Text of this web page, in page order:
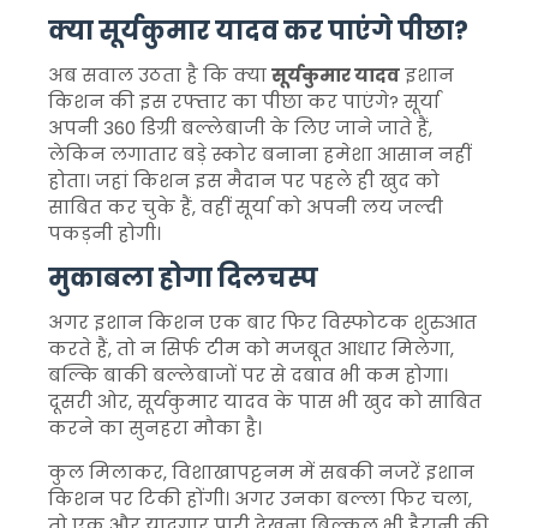
क्या सूर्यकुमार यादव कर पाएंगे पीछा?
अब सवाल उठता है कि क्यासूर्यकुमार यादवइशान
किशन की इस रफ्तार का पीछा कर पाएंगे? सूर्या
अपनी 360 डिग्री बल्लेबाजी के लिए जाने जाते हैं,
लेकिन लगातार बड़े स्कोर बनाना हमेशा आसान नहीं
होता। जहां किशन इस मैदान पर पहले ही खुद को
साबित कर चुके हैं, वहीं सूर्या को अपनी लय जल्दी
पकड़नी होगी।
मुकाबला होगा दिलचस्प
अगर इशान किशन एक बार फिर विस्फोटक शुरुआत
करते हैं, तो न सिर्फ टीम को मजबूत आधार मिलेगा,
बल्कि बाकी बल्लेबाजों पर से दबाव भी कम होगा।
दूसरी ओर, सूर्यकुमार यादव के पास भी खुद को साबित
करने का सुनहरा मौका है।
कुल मिलाकर, विशाखापट्टनम में सबकी नजरें इशान
किशन पर टिकी होंगी। अगर उनका बल्ला फिर चला,